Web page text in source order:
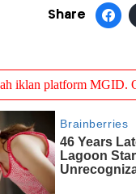
Share